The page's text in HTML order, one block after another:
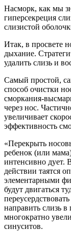
Насморк, как мы
гиперсекреция
слизистой
Итак, в просвете
дыхание.
удалить слизь и
Самый простой,
способ очистки
сморкания-
через нос.
увеличивает
эффективность
«Перекрыть
ребенок (или
интенсивно дует.
действии таятся
элементарными
будут двигаться
направить слизь в
многократно
синуситов.